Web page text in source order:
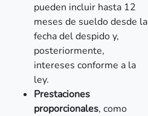
pueden incluir hasta 12
meses de sueldo desde la
fecha del despido y,
posteriormente,
intereses conforme a la
ley.
Prestaciones
proporcionales, como